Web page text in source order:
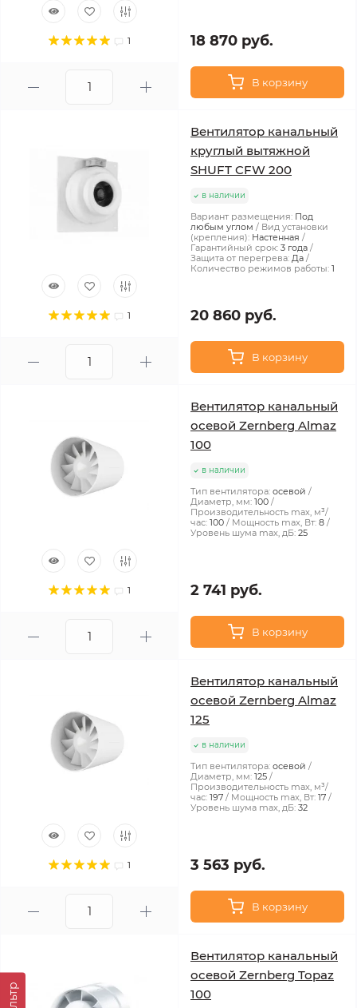
1 18 870 руб.
В корзину
1
Вентилятор канальный
круглый вытяжной
SHUFT CFW 200
в наличии
Вариант размещения: Под
любым углом
Вид установки
(крепления): Настенная
Гарантийный срок: 3 года
Защита от перегрева: Да
Количество режимов работы: 1
20 860 руб.
В корзину
1
Вентилятор канальный
осевой Zernberg Almaz
100
в наличии
Тип вентилятора: осевой
Диаметр, мм: 100
Производительность max, м³/
час: 100 Мощность max, Вт: 8
Уровень шума max, дБ: 25
2 741 руб.
В корзину
1
Вентилятор канальный
осевой Zernberg Almaz
125
в наличии
Тип вентилятора: осевой
Диаметр, мм: 125
Производительность max, м³/
час: 197 Мощность max, Вт: 17
Уровень шума max, дБ: 32
3 563 руб.
В корзину
Вентилятор канальный
осевой Zernberg Topaz
100